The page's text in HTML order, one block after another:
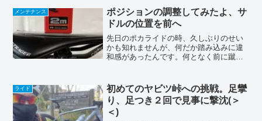
ルバーの上にドッカリと物が乗っかっ...
メンテナンス
ポジションの調整してみたよ、サ
ドルの位置を前へ
先日のポカライドの時、久しぶりのせい
かも知れませんが、何だか踏み込みに違
和感があったんです。何となく前に蹴り
位置を変えてみたら、少しサドルの前の
方に乗ったポジションが一番...
ライド
初めてのヤビツ峠への挑戦。足攣
り、足つき２回で見事に撃沈(＞
＜)